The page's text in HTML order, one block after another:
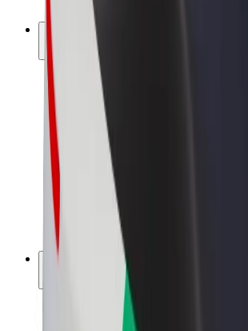
Bolt Plus
Teeni Boltiga
Juhi sissetulek
Kullerid
Kulleri sissetulek
Bolt Food restoranidele ja poodidele
Sõidukipargid
Frantsiisid
Ettevõte
Töövõimalused